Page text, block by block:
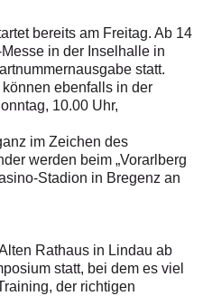
bereits am Freitag. Ab 14
in der Inselhalle in
statt.
ebenfalls in der
10.00 Uhr,
im Zeichen des
werden beim „Vorarlberg
Stadion in Bregenz an
Rathaus in Lindau ab
statt, bei dem es viel
der richtigen